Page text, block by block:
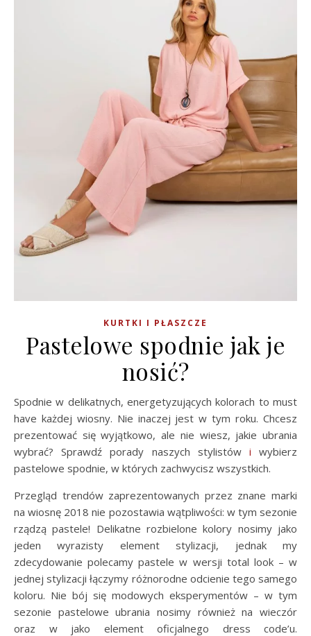
KURTKI I PŁASZCZE
Pastelowe spodnie jak je
nosić?
Spodnie w delikatnych, energetyzujących kolorach to must
have każdej wiosny. Nie inaczej jest w tym roku. Chcesz
prezentować się wyjątkowo, ale nie wiesz, jakie ubrania
wybrać? Sprawdź porady naszych stylistów i wybierz
pastelowe spodnie, w których zachwycisz wszystkich.
Przegląd trendów zaprezentowanych przez znane marki
na wiosnę 2018 nie pozostawia wątpliwości: w tym sezonie
rządzą pastele! Delikatne rozbielone kolory nosimy jako
jeden wyrazisty element stylizacji, jednak my
zdecydowanie polecamy pastele w wersji total look – w
jednej stylizacji łączymy różnorodne odcienie tego samego
koloru. Nie bój się modowych eksperymentów – w tym
sezonie pastelowe ubrania nosimy również na wieczór
oraz w jako element oficjalnego dress code’u.